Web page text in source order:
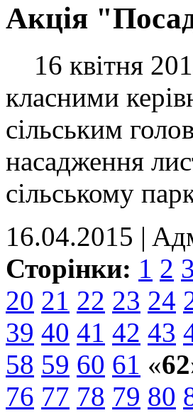
Акція
16 квітня
класними
сільським
насадження
сільському
16.04.2015 |
Сторінки: 1 2 3
20 21 22 23 24
39 40 41 42 43
58 59 60 61 «62
76 77 78 79 80